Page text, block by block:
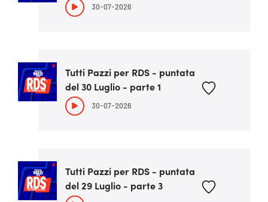
30-07-2026
Tutti Pazzi per RDS - puntata
del 30 Luglio - parte 1
30-07-2026
Tutti Pazzi per RDS - puntata
del 29 Luglio - parte 3